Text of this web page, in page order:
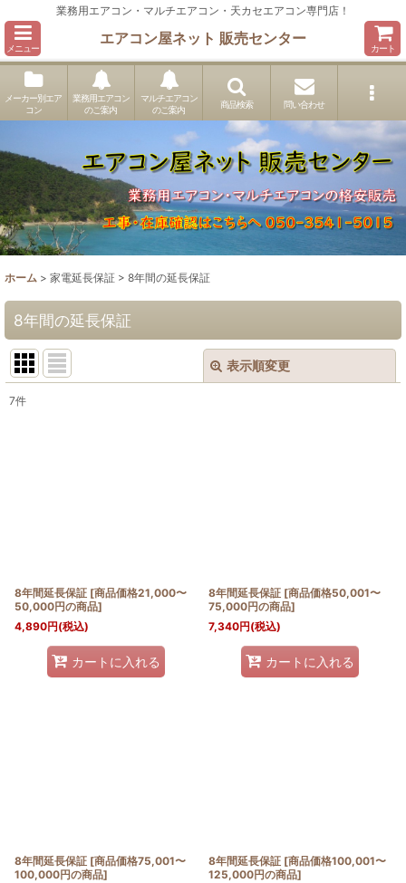
業務用エアコン・マルチエアコン・天カセエアコン専門店！
メニュー
エアコン屋ネット 販売センター
カート
メーカー別エア
コン
業務用エアコン
のご案内
マルチエアコン
のご案内
商品検索 問い合わせ
ホーム > 家電延長保証 > 8年間の延長保証
8年間の延長保証
表示順変更
7件
8年間延長保証 [商品価格21,000〜
50,000円の商品]
4,890円(税込)
カートに入れる
8年間延長保証 [商品価格50,001〜
75,000円の商品]
7,340円(税込)
カートに入れる
8年間延長保証 [商品価格75,001〜
100,000円の商品]
8年間延長保証 [商品価格100,001〜
125,000円の商品]